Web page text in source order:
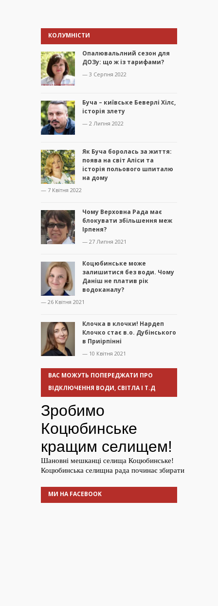
КОЛУМНІСТИ
Опалювальлний сезон для
ДОЗу: що ж із тарифами?
— 3 Серпня 2022
Буча – київське Беверлі Хілс,
історія злету
— 2 Липня 2022
Як Буча боролась за життя:
поява на світ Аліси та
історія польового шпиталю
на дому
— 7 Квітня 2022
Чому Верховна Рада має
блокувати збільшення меж
Ірпеня?
— 27 Липня 2021
Коцюбинське може
залишитися без води. Чому
Даніш не платив рік
водоканалу?
— 26 Квітня 2021
Клочка в клочки! Нардеп
Клочко стає в.о. Дубінського
в Приірпінні
— 10 Квітня 2021
ВАС МОЖУТЬ ПОПЕРЕДЖАТИ ПРО
ВІДКЛЮЧЕННЯ ВОДИ, СВІТЛА І Т.Д
МИ НА FACEBOOK